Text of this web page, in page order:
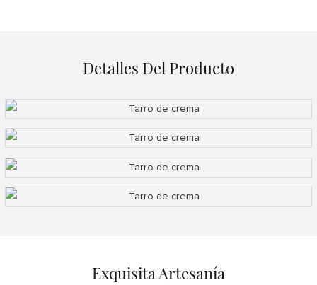
Detalles Del Producto
Exquisita Artesanía